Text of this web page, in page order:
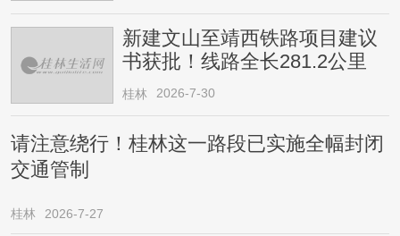
新建文山至靖西铁路项目建议
书获批！线路全长281.2公里
桂林 2026-7-30
请注意绕行！桂林这一路段已实施全幅封闭
交通管制
桂林 2026-7-27